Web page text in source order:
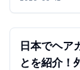
日本でヘア
とを紹介！